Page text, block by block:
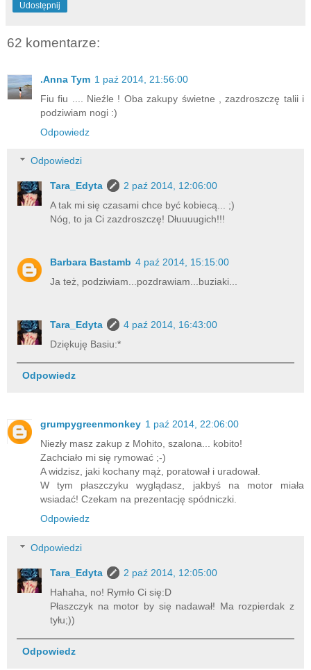
Udostępnij
62 komentarze:
.Anna Tym 1 paź 2014, 21:56:00
Fiu fiu .... Nieźle ! Oba zakupy świetne , zazdroszczę talii i
podziwiam nogi :)
Odpowiedz
Odpowiedzi
Tara_Edyta
2 paź 2014, 12:06:00
A tak mi się czasami chce być kobiecą... ;)
Nóg, to ja Ci zazdroszczę! Dłuuuugich!!!
Barbara Bastamb 4 paź 2014, 15:15:00
Ja też, podziwiam...pozdrawiam...buziaki...
Tara_Edyta
4 paź 2014, 16:43:00
Dziękuję Basiu:*
Odpowiedz
grumpygreenmonkey 1 paź 2014, 22:06:00
Niezły masz zakup z Mohito, szalona... kobito!
Zachciało mi się rymować ;-)
A widzisz, jaki kochany mąż, poratował i uradował.
W tym płaszczyku wyglądasz, jakbyś na motor miała
wsiadać! Czekam na prezentację spódniczki.
Odpowiedz
Odpowiedzi
Tara_Edyta
2 paź 2014, 12:05:00
Hahaha, no! Rymło Ci się:D
Płaszczyk na motor by się nadawał! Ma rozpierdak z
tyłu;))
Odpowiedz